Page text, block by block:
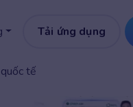
Tải ứng dụng
tế